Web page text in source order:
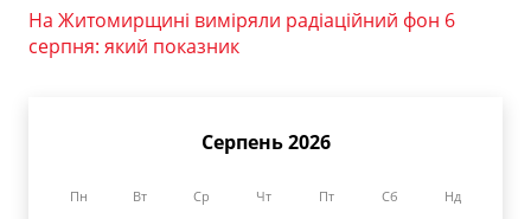
На Житомирщині виміряли радіаційний фон 6
серпня: який показник
Серпень 2026
Пн Вт Ср Чт Пт Сб Нд